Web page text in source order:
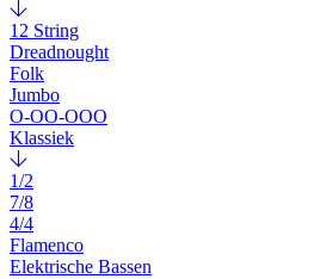
12 String
Dreadnought
Folk
Jumbo
O-OO-OOO
Klassiek
1/2
7/8
4/4
Flamenco
Elektrische Bassen